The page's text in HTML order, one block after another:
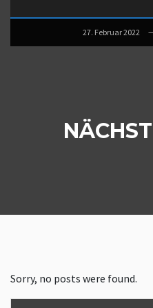
27. Februar 2022
Sorry, no posts were found.